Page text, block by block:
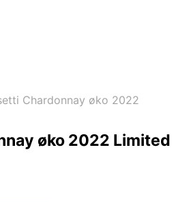
Chardonnay øko 2022
øko 2022 Limited